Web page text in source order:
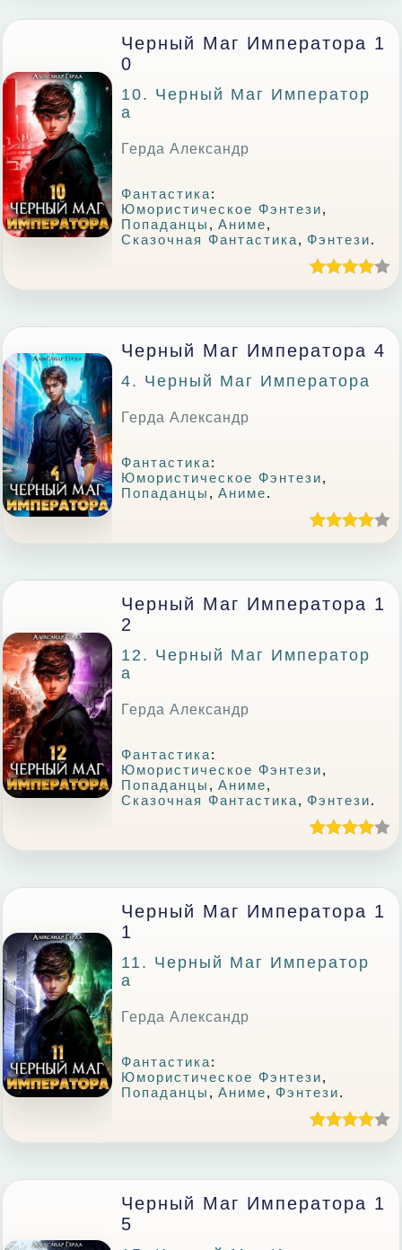
Черный Маг Императора 1
0
10. Черный Маг Император
А
Герда Александр
Фантастика:
Юмористическое Фэнтези,
Попаданцы ,Аниме,
Сказочная Фантастика, Фэнтези.
Черный Маг Императора 4
4. Черный Маг Императора
Герда Александр
Фантастика:
Юмористическое Фэнтези,
Попаданцы ,Аниме.
Черный Маг Императора 1
2
12. Черный Маг Император
А
Герда Александр
Фантастика:
Юмористическое Фэнтези,
Попаданцы ,Аниме,
Сказочная Фантастика, Фэнтези.
Черный Маг Императора 1
1
11. Черный Маг Император
А
Герда Александр
Фантастика:
Юмористическое Фэнтези,
Попаданцы ,Аниме, Фэнтези.
Черный Маг Императора 1
5